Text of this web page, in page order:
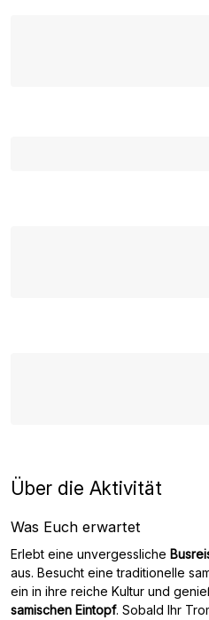
Über die Aktivität
Was Euch erwartet
Erlebt eine unvergessliche
aus. Besucht eine traditionelle
ein in ihre reiche Kultur und
samischen Eintopf. Sobald Ihr